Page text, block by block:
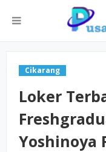
Cikarang
Loker
Yoshinoya